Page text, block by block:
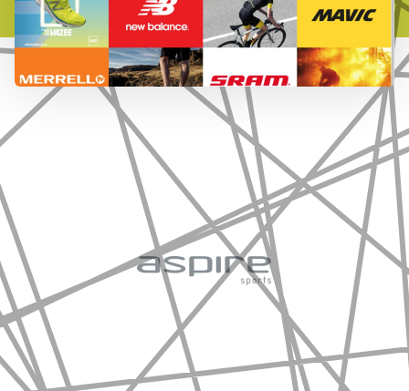
777 353 464